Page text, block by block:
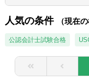
■NTT
務監
ずは
な領
関連
後、
理・
こと
内外
経理
出向
人気の条件 （現在
公認会計士試験合格